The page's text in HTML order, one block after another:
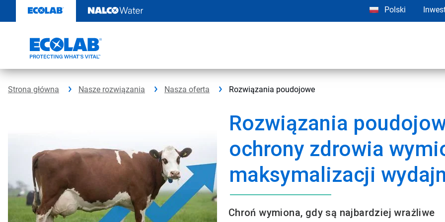
zawartości
Polski
Strona główna Nasze rozwiązania Nasza oferta Rozwiązania poudojowe
Rozwiązania
ochrony zdrowia
maksymalizacji
Chroń wymiona, gdy są najbardziej wrażliwe